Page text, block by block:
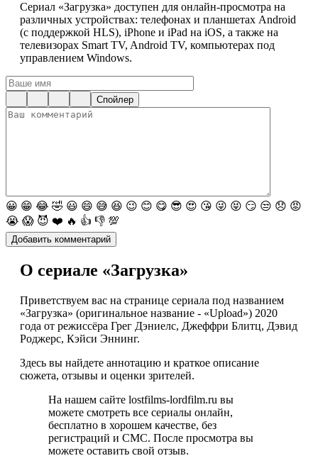
Сериал «Загрузка» доступен для онлайн-просмотра на
различных устройствах: телефонах и планшетах Android
(с поддержкой HLS), iPhone и iPad на iOS, а также на
телевизорах Smart TV, Android TV, компьютерах под
управлением Windows.
Спойлер
😀 😁 😂 🤣 😃 😄 😅 😆 😉 😊 😋 😎 😍 😘 😜 😝 😏 😒 😞 😡
😭 😱 😈 ❤️ 🔥 👍 👎 💯
О сериале «Загрузка»
Приветствуем вас на странице сериала под названием
«Загрузка» (оригинальное название - «Upload») 2020
года от режиссёра Грег Дэниелс, Джеффри Блитц, Дэвид
Роджерс, Кэйси Эннинг.
Здесь вы найдете аннотацию и краткое описание
сюжета, отзывы и оценки зрителей.
На нашем сайте lostfilms-lordfilm.ru вы
можете смотреть все сериалы онлайн,
бесплатно в хорошем качестве, без
регистраций и СМС. После просмотра вы
можете оставить свой отзыв.